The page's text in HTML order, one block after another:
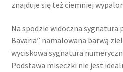
znajduje się też ciemniej
Na spodzie widoczna sygnatura
Bavaria” namalowana barwą
wyciskowa sygnatura
Podstawa miseczki nie jest